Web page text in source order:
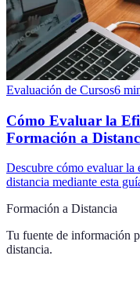
Evaluación de Cursos6
Cómo Evaluar la
Formación a
Descubre cómo evaluar la
distancia mediante esta
Formación a Distancia
Tu fuente de información
distancia.